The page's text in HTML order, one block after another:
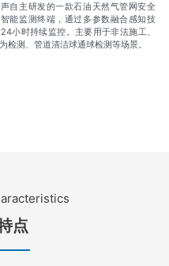
自主研发的一款石油天然气管网安全
能监测终端，通过多参数融合感知技
小时持续监控。主要用于非法施工、
检测、管道清洁球通球检测等场景。
点